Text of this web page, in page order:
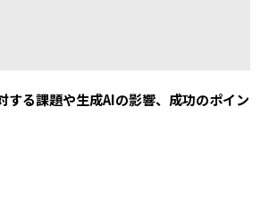
する課題や生成AIの影響、成功のポイン